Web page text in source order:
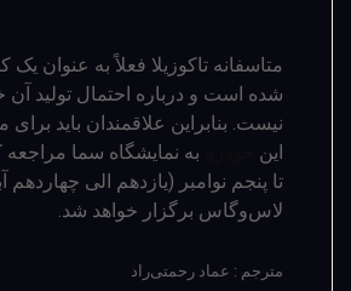
متاسفانه تاکوزیلا فعلاً به عنوان
شده است و درباره احتمال تولید
نیست. بنابراین علاقمندان باید برای
این
به نمایشگاه سما مراجعه
تا پنجم نوامبر (یازدهم الی چهاردهم
لاس‌وگاس برگزار خواهد شد.
مترجم : عماد رحمتی‌راد